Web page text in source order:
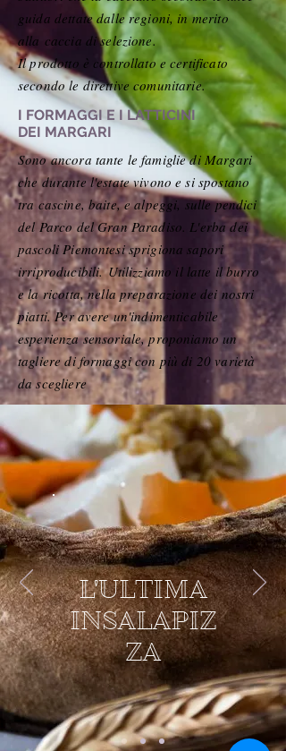
guida dettate dalle regioni, in merito
alla caccia di selezione.
Il prodotto è controllato e certificato
secondo le direttive comunitarie.
I FORMAGGI E I LATTICINI
DEI MARGARI
Sono ancora tante le famiglie di Margari
che durante l'estate vivono e si spostano
tra cascine, baite, e alpeggi, sulle pendici
del Parco del Gran Paradiso. L'erba dei
pascoli Piemontesi sprigiona sapori
irriproducibili.Utilizziamo il latte il burro
e la ricotta, nella preparazione dei nostri
piatti. Per avere un'indimenticabile
esperienza sensoriale, proponiamo un
tagliere di formaggi con più di 20 varietà
da scegliere
L'ULTIMA
INSALAPIZ
ZA